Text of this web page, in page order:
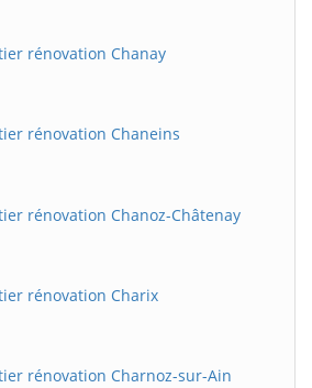
rénovation Chanay
rénovation Chaneins
rénovation Chanoz-Châtenay
rénovation Charix
rénovation Charnoz-sur-Ain